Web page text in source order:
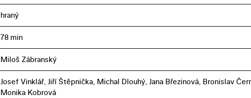
hraný
78 min
Miloš Zábranský
Josef Vinklář, Jiří Štěpnička, Michal Dlouhý, Jana Březinová, Bronislav
Monika Kobrová